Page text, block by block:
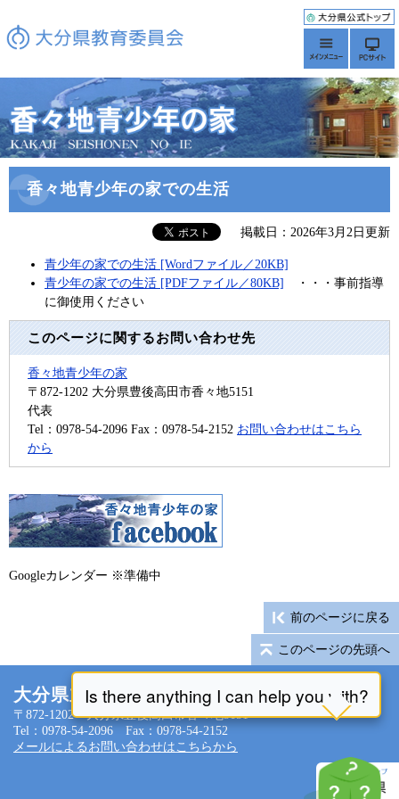
香々地青少年の家での生活
掲載日：2026年3月2日更新
青少年の家での生活 [Wordファイル／20KB]
青少年の家での生活 [PDFファイル／80KB]
・・・事前指導
に御使用ください
このページに関するお問い合わせ先
香々地青少年の家
〒872-1202 大分県豊後高田市香々地5151
代表
Tel：0978-54-2096 Fax：0978-54-2152 お問い合わせはこちら
から
Googleカレンダー ※準備中
前のページに戻る
このページの先頭へ
大分県立香々地青少年の家
〒872-1202 大分県豊後高田市香々地5151
Tel：0978-54-2096 Fax：0978-54-2152
メールによるお問い合わせはこちらから